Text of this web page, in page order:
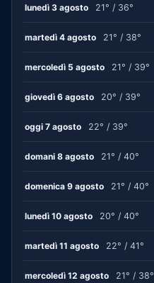
lunedì 3 agosto 21° / 36°
martedì 4 agosto 21° / 38°
mercoledì 5 agosto 21° / 39°
giovedì 6 agosto 20° / 39°
oggi 7 agosto 22° / 39°
domani 8 agosto 21° / 40°
domenica 9 agosto 21° / 40°
lunedì 10 agosto 20° / 40°
martedì 11 agosto 22° / 41°
mercoledì 12 agosto 21° / 38°